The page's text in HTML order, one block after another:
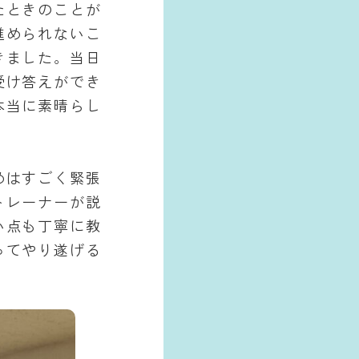
きのことが
られないこ
した。当日
答えができ
に素晴らし
すごく緊張
ーナーが説
も丁寧に教
やり遂げる